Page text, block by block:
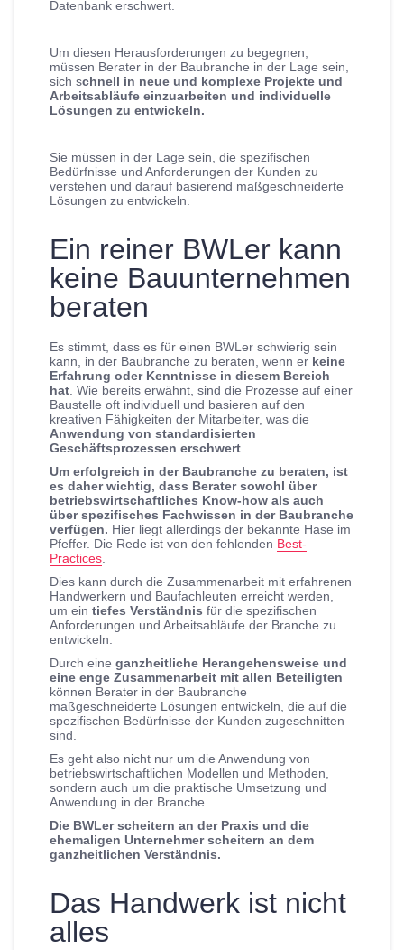
Datenbank erschwert.
Um diesen Herausforderungen zu begegnen,
müssen Berater in der Baubranche in der Lage sein,
sich schnell in neue und komplexe Projekte und
Arbeitsabläufe einzuarbeiten und individuelle
Lösungen zu entwickeln.
Sie müssen in der Lage sein, die spezifischen
Bedürfnisse und Anforderungen der Kunden zu
verstehen und darauf basierend maßgeschneiderte
Lösungen zu entwickeln.
Ein reiner BWLer kann
keine Bauunternehmen
beraten
Es stimmt, dass es für einen BWLer schwierig sein
kann, in der Baubranche zu beraten, wenn er keine
Erfahrung oder Kenntnisse in diesem Bereich
hat. Wie bereits erwähnt, sind die Prozesse auf einer
Baustelle oft individuell und basieren auf den
kreativen Fähigkeiten der Mitarbeiter, was die
Anwendung von standardisierten
Geschäftsprozessen erschwert.
Um erfolgreich in der Baubranche zu beraten, ist
es daher wichtig, dass Berater sowohl über
betriebswirtschaftliches Know-how als auch
über spezifisches Fachwissen in der Baubranche
verfügen. Hier liegt allerdings der bekannte Hase im
Pfeffer. Die Rede ist von den fehlenden Best-
Practices.
Dies kann durch die Zusammenarbeit mit erfahrenen
Handwerkern und Baufachleuten erreicht werden,
um ein tiefes Verständnis für die spezifischen
Anforderungen und Arbeitsabläufe der Branche zu
entwickeln.
Durch eine ganzheitliche Herangehensweise und
eine enge Zusammenarbeit mit allen Beteiligten
können Berater in der Baubranche
maßgeschneiderte Lösungen entwickeln, die auf die
spezifischen Bedürfnisse der Kunden zugeschnitten
sind.
Es geht also nicht nur um die Anwendung von
betriebswirtschaftlichen Modellen und Methoden,
sondern auch um die praktische Umsetzung und
Anwendung in der Branche.
Die BWLer scheitern an der Praxis und die
ehemaligen Unternehmer scheitern an dem
ganzheitlichen Verständnis.
Das Handwerk ist nicht
alles